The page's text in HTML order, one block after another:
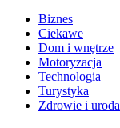
Biznes
Ciekawe
Dom i wnętrze
Motoryzacja
Technologia
Turystyka
Zdrowie i uroda